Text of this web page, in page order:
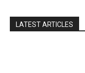
LATEST ARTICLES